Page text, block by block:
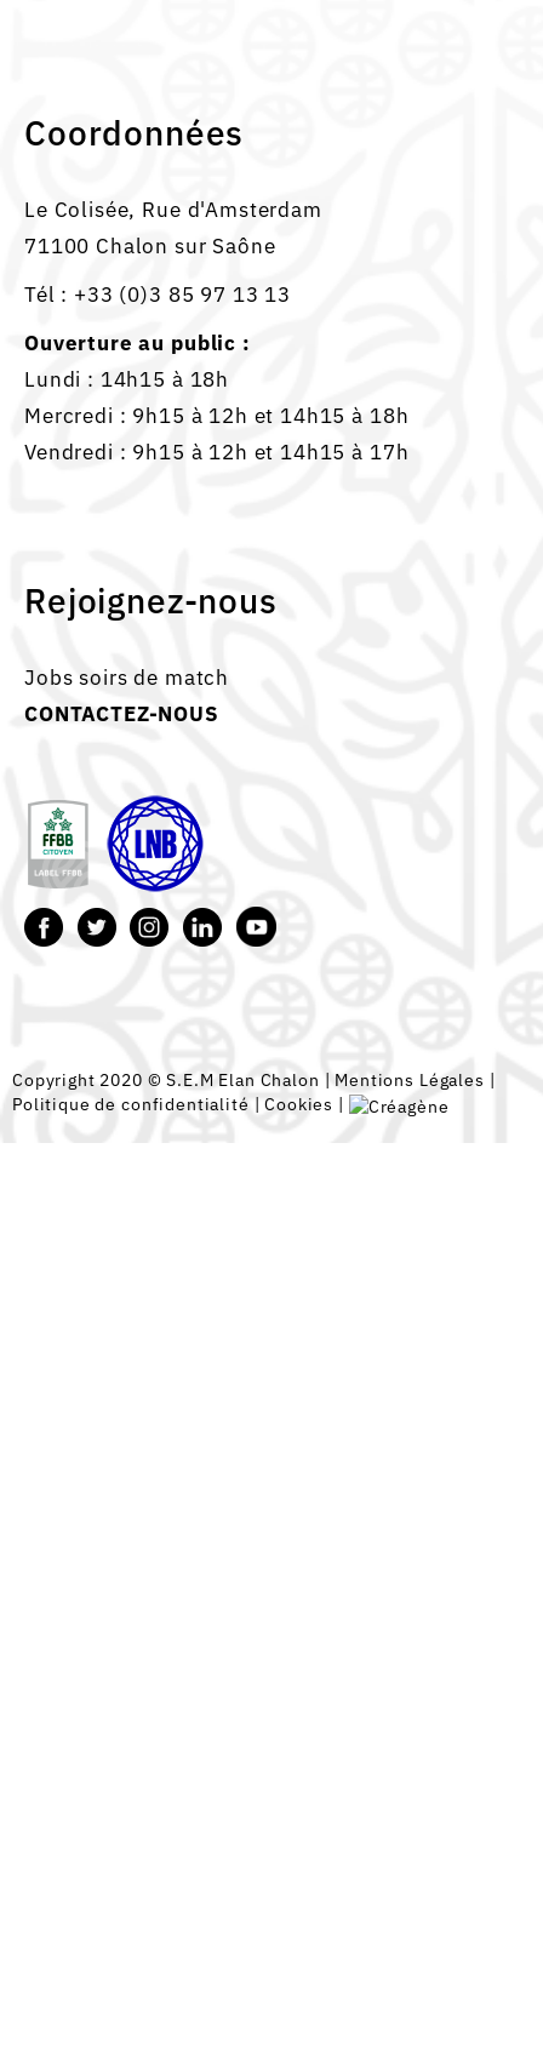
Coordonnées
Le Colisée, Rue d'Amsterdam
71100 Chalon sur Saône
Tél : +33 (0)3 85 97 13 13
Ouverture au public :
Lundi : 14h15 à 18h
Mercredi : 9h15 à 12h et 14h15 à 18h
Vendredi : 9h15 à 12h et 14h15 à 17h
Rejoignez-nous
Jobs soirs de match
CONTACTEZ-NOUS
Copyright 2020 © S.E.M Elan Chalon | Mentions Légales |
Politique de confidentialité |Cookies |